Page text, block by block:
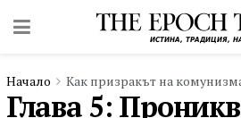
Начало Как призракът на
Глава 5: